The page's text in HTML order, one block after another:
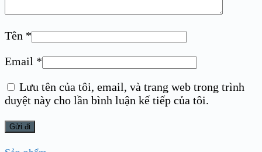
Tên *
Email *
Lưu tên của tôi, email, và trang web trong trình
duyệt này cho lần bình luận kế tiếp của tôi.